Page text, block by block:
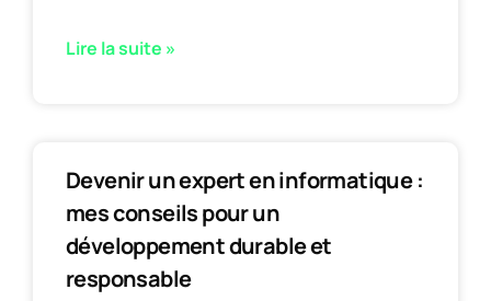
Lire la suite »
Devenir un expert en informatique :
mes conseils pour un
développement durable et
responsable